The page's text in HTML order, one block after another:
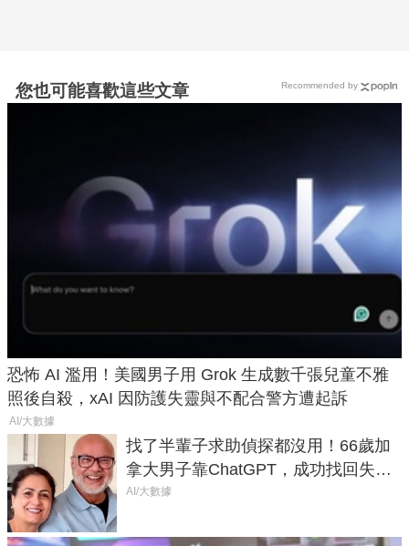
您也可能喜歡這些文章
恐怖 AI 濫用！美國男子用 Grok 生成數千張兒童不雅
照後自殺，xAI 因防護失靈與不配合警方遭起訴
AI/大數據
找了半輩子求助偵探都沒用！66歲加
拿大男子靠ChatGPT，成功找回失散
50年家人
AI/大數據
Recommended by